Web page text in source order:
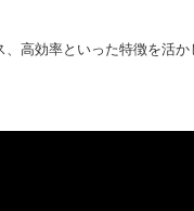
高効率といった特徴を活